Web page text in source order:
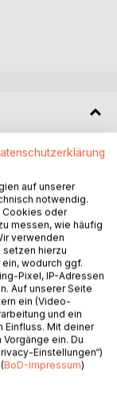
"Der weiße
ist Ignaz
weit und breit.
alles. Und
Ignaz scheut die
sie. Vor
mehr für neue
raus aus der
Außerdem ist
dem Herrn.
auf unserer
notwendig.
Cookies oder
messen, wie häufig
verwenden
hierzu
wodurch ggf.
Pixel, IP-Adressen
Auf unserer Seite
ein (Video-
und ein
Einfluss. Mit deiner
ein. Du
Einstellungen“)
BoD-Impressum)